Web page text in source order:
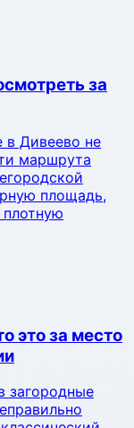
за
в Дивеево не
маршрута
площадь,
это за место
загородные